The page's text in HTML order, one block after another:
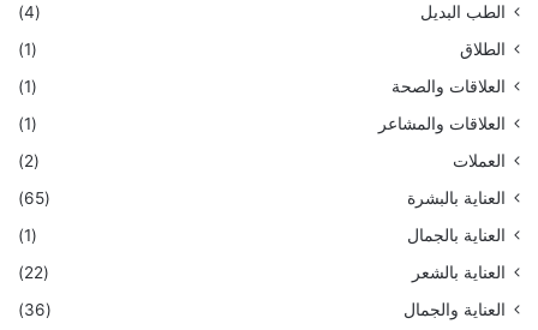
الطب البديل
(4)
الطلاق
(1)
العلاقات والصحة
(1)
العلاقات والمشاعر
(1)
العملات
(2)
العناية بالبشرة
(65)
العناية بالجمال
(1)
العناية بالشعر
(22)
العناية والجمال
(36)